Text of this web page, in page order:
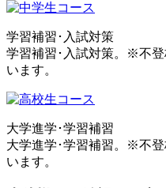
学習補習･入試対策
学習補習･入試対策。※不
います。
大学進学･学習補習
大学進学･学習補習。※不
います。